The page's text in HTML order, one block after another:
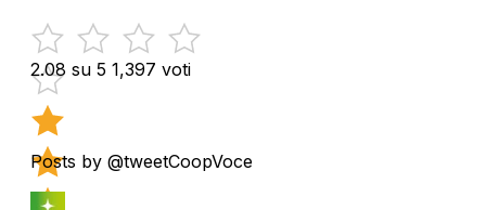
2.08 su 5 1,397 voti
Posts by @tweetCoopVoce